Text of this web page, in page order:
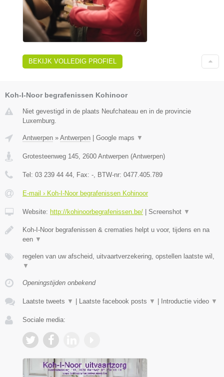
BEKIJK VOLLEDIG PROFIEL
Koh-I-Noor begrafenissen Kohinoor
Niet gevestigd in de plaats Neufchateau en in de provincie
Luxemburg.
Antwerpen » Antwerpen | Google maps ▼
Grotesteenweg 145 2600 Antwerpen (Antwerpen)
Tel: 03 239 44 44 , Fax: - , BTW-nr: 0477.405.789
E-mail › Koh-I-Noor begrafenissen Kohinoor
Website: http://kohinoorbegrafenissen.be/ | Screenshot ▼
Koh-I-Noor begrafenissen & crematies helpt u voor, tijdens en na
een ▼
regelen van uw afscheid, uitvaartverzekering, opstellen laatste wil,
▼
Openingstijden onbekend
Laatste tweets ▼ | Laatste facebook posts ▼ | Introductie video ▼
Sociale media: